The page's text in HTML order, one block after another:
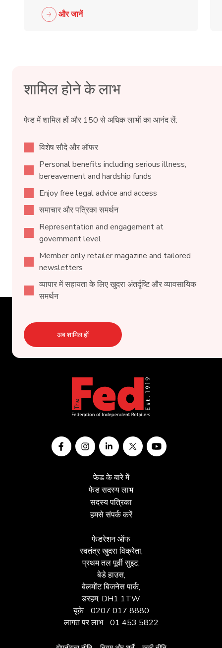
और जानें
शामिल होने के लाभ
फेड में शामिल हों और 150 से अधिक लाभों का आनंद लें:
विशेष सौदे और ऑफर
Personal benefits including serious illness,
bereavement and hardship funds
Enjoy free legal advice and access
समाचार और पत्रिका समर्थन
Representation and engagement at
government level
Member only retailer magazine and tailored
newsletters
व्यापार में सहायता के लिए खुदरा अंतर्दृष्टि और व्यावसायिक
समर्थन
अब शामिल हों
फेड के बारे में
फेड सदस्य लाभ
सदस्य पत्रिका
हमसे संपर्क करें
फेडरेशन ऑफ
स्वतंत्र खुदरा विक्रेता,
प्रथम तल पूर्वी सुइट,
बेडे हाउस,
बेलमोंट बिजनेस पार्क,
डरहम, DH1 1TW
यूके 0207 017 8880
लागत पर लाभ 01 453 5822